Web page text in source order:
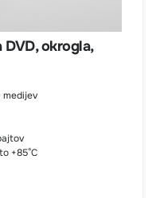
DVD, okrogla,
medijev
+85°C